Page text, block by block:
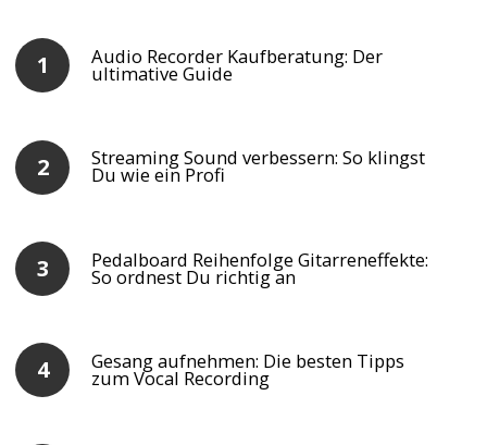
Audio Recorder Kaufberatung: Der
ultimative Guide
Streaming Sound verbessern: So klingst
Du wie ein Profi
Pedalboard Reihenfolge Gitarreneffekte:
So ordnest Du richtig an
Gesang aufnehmen: Die besten Tipps
zum Vocal Recording